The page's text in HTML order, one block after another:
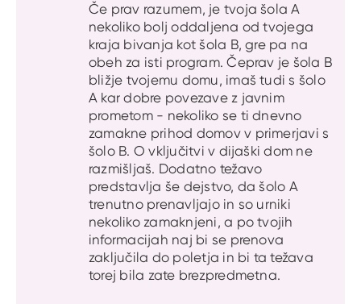
Če prav razumem, je tvoja šola A
nekoliko bolj oddaljena od tvojega
kraja bivanja kot šola B, gre pa na
obeh za isti program. Čeprav je šola B
bližje tvojemu domu, imaš tudi s šolo
A kar dobre povezave z javnim
prometom - nekoliko se ti dnevno
zamakne prihod domov v primerjavi s
šolo B. O vključitvi v dijaški dom ne
razmišljaš. Dodatno težavo
predstavlja še dejstvo, da šolo A
trenutno prenavljajo in so urniki
nekoliko zamaknjeni, a po tvojih
informacijah naj bi se prenova
zaključila do poletja in bi ta težava
torej bila zate brezpredmetna.